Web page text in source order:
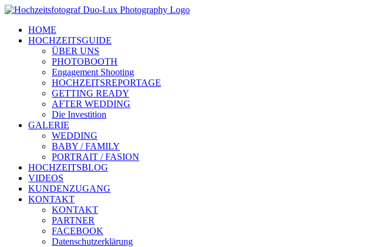
Zum
springenHOME
HOCHZEITSGUIDE
ÜBER UNS
PHOTOBOOTH
Engagement Shooting
HOCHZEITSREPORTAGE
GETTING READY
AFTER WEDDING
Die Investition
GALERIE
WEDDING
BABY / FAMILY
PORTRAIT / FASION
HOCHZEITSBLOG
VIDEOS
KUNDENZUGANG
KONTAKT
KONTAKT
PARTNER
FACEBOOK
Datenschutzerklärung